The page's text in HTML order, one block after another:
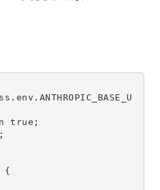
true;
{